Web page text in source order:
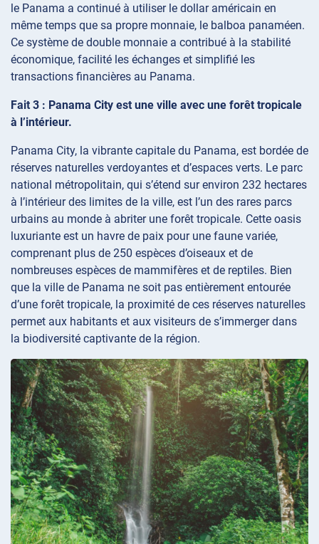
le Panama a continué à utiliser le dollar américain en
même temps que sa propre monnaie, le balboa panaméen.
Ce système de double monnaie a contribué à la stabilité
économique, facilité les échanges et simplifié les
transactions financières au Panama.
Fait 3 : Panama City est une ville avec une forêt tropicale
à l’intérieur.
Panama City, la vibrante capitale du Panama, est bordée de
réserves naturelles verdoyantes et d’espaces verts. Le parc
national métropolitain, qui s’étend sur environ 232 hectares
à l’intérieur des limites de la ville, est l’un des rares parcs
urbains au monde à abriter une forêt tropicale. Cette oasis
luxuriante est un havre de paix pour une faune variée,
comprenant plus de 250 espèces d’oiseaux et de
nombreuses espèces de mammifères et de reptiles. Bien
que la ville de Panama ne soit pas entièrement entourée
d’une forêt tropicale, la proximité de ces réserves naturelles
permet aux habitants et aux visiteurs de s’immerger dans
la biodiversité captivante de la région.